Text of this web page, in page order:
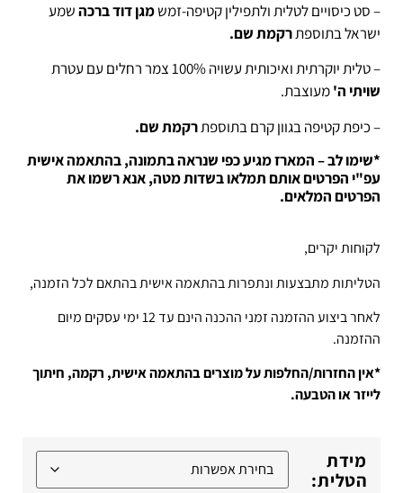
– סט כיסויים לטלית ולתפילין קטיפה-זמשמגן דוד ברכהשמע
ישראל בתוספתרקמת שם.
– טלית יוקרתית ואיכותית עשויה 100% צמר רחלים עם עטרת
שויתי ה'מעוצבת.
– כיפת קטיפה בגוון קרם בתוספתרקמת שם.
*שימו לב – המארז מגיע כפי שנראה בתמונה, בהתאמה אישית
עפ"י הפרטים אותם תמלאובשדות מטה, אנא רשמו את
הפרטים המלאים.
לקוחות יקרים,
הטליתות מתבצעות ונתפרות בהתאמה אישית בהתאם לכל הזמנה,
לאחר ביצוע ההזמנה זמני ההכנה הינם עד 12 ימי עסקים מיום
ההזמנה.
*אין החזרות/החלפות על מוצרים בהתאמה אישית, רקמה, חיתוך
לייזר או הטבעה.
מידת
הטלית: